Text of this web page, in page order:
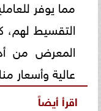
مما يوفر
التقسيط لهم،
المعرض من
عالية وأسعار
اقرأ أيضاً